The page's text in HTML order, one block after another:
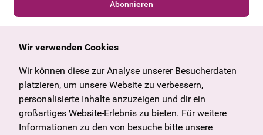
Abonnieren
Allgemein
Angebote & News
U27
Geschenkgutschein
Häufige Fragen
Wien
Tirol
Vorarlberg
Burgenland
Salzburg
Wir verwenden Cookies
Wir können diese zur Analyse unserer Besucherdaten
platzieren, um unsere Website zu verbessern,
personalisierte Inhalte anzuzeigen und dir ein
großartiges Website-Erlebnis zu bieten. Für weitere
Informationen zu den von besuche bitte unsere